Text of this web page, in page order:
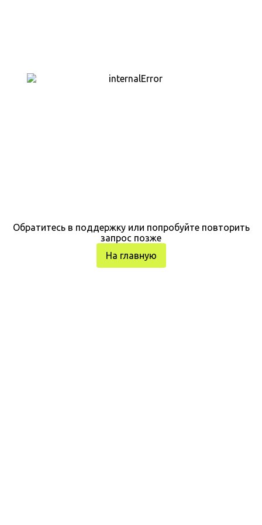
Обратитесь в поддержку или попробуйте повторить
запрос позже
На главную